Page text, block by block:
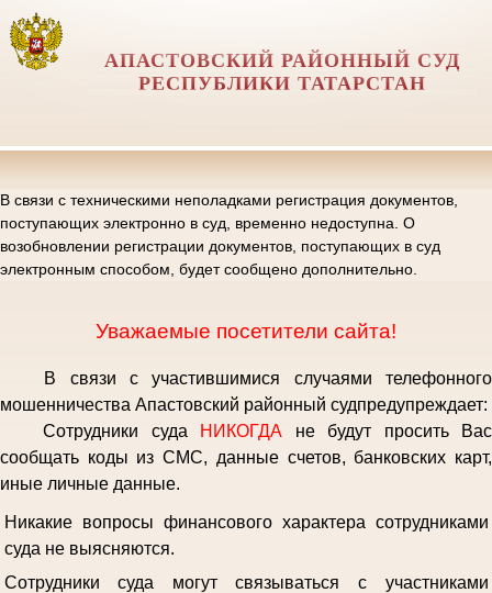
АПАСТОВСКИЙ РАЙОННЫЙ СУД
РЕСПУБЛИКИ ТАТАРСТАН
В связи с техническими неполадками регистрация документов,
поступающих электронно в суд, временно недоступна. О
возобновлении регистрации документов, поступающих в суд
электронным способом, будет сообщено дополнительно.
Уважаемые посетители сайта!
В связи с участившимися случаями телефонного
мошенничества Апастовский районный судпредупреждает:
Сотрудники суда
НИКОГДА не будут просить Вас
сообщать коды из СМС, данные счетов, банковских карт,
иные личные данные.
Никакие вопросы финансового характера сотрудниками
суда не выясняются.
Сотрудники суда могут связываться с участниками